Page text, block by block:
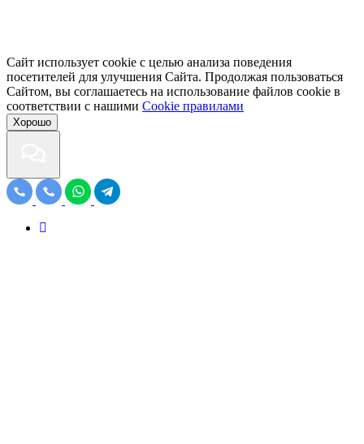
Сайт использует cookie с целью анализа поведения
посетителей для улучшения Сайта. Продолжая пользоваться
Сайтом, вы соглашаетесь на использование файлов cookie в
соответствии с нашими Cookiе правилами
Хорошо